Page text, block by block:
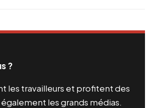
?
les travailleurs et profitent des
les grands médias.